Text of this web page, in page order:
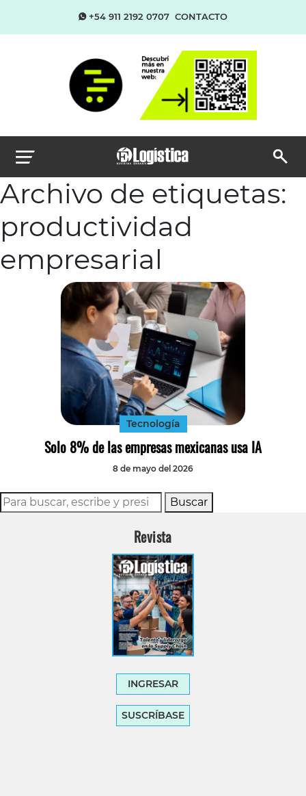
+54 911 2192 0707 CONTACTO
Archivo de etiquetas:
productividad
empresarial
Tecnología
Solo 8% de las empresas mexicanas usa IA
8 de mayo del 2026
Buscar
Revista
INGRESAR
SUSCRÍBASE